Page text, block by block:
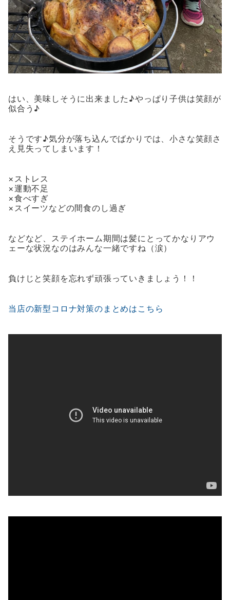
はい、美味しそうに出来ました♪やっぱり子供は笑顔が
似合う♪
そうです♪気分が落ち込んでばかりでは、小さな笑顔さ
え見失ってしまいます！
×ストレス
×運動不足
×食べすぎ
×スイーツなどの間食のし過ぎ
などなど、ステイホーム期間は髪にとってかなりアウ
ェーな状況なのはみんな一緒ですね（涙）
負けじと笑顔を忘れず頑張っていきましょう！！
当店の新型コロナ対策のまとめはこちら